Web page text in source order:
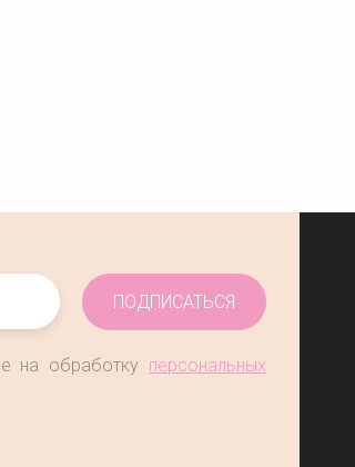
на обработку персональных
ПОДПИСАТЬСЯ